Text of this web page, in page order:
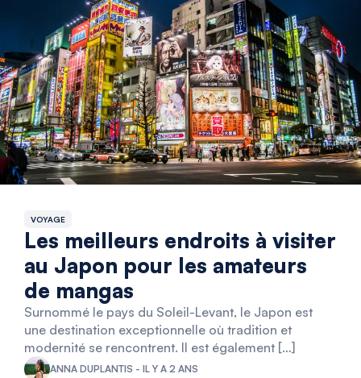
VOYAGE
Les meilleurs endroits à visiter
au Japon pour les amateurs
de mangas
Surnommé le pays du Soleil-Levant, le Japon est
une destination exceptionnelle où tradition et
modernité se rencontrent. Il est également […]
ANNA DUPLANTIS - IL Y A 2 ANS